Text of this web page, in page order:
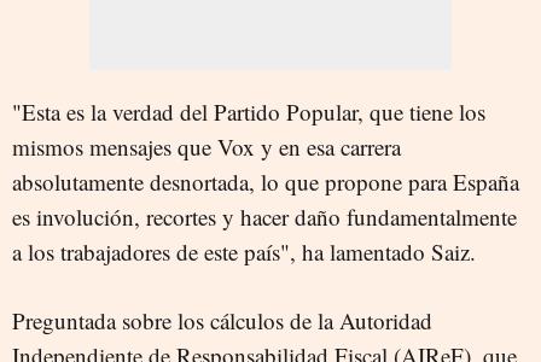
"Esta es la verdad del Partido Popular, que tiene los
mismos mensajes que Vox y en esa carrera
absolutamente desnortada, lo que propone para España
es involución, recortes y hacer daño fundamentalmente
a los trabajadores de este país", ha lamentado Saiz.
Preguntada sobre los cálculos de la Autoridad
Independiente de Responsabilidad Fiscal (AIReF), que